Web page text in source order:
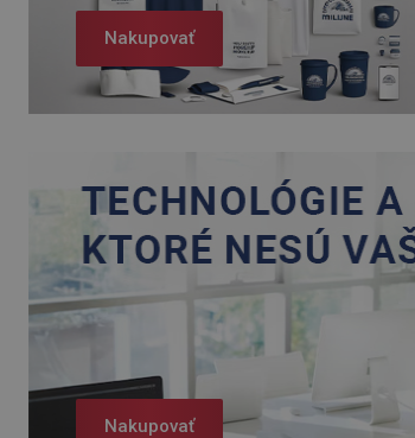
Nakupovať
Nakupovať